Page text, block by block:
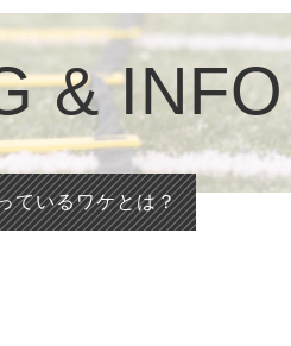
お知らせ
スクールのお話
& INFO
ているワケとは？